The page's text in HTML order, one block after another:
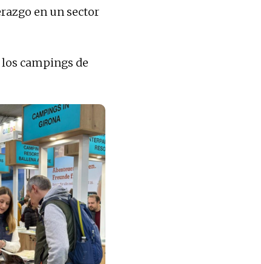
en un sector
campings de